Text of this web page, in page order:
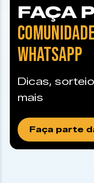
FAÇA
WHATSAPP
Dicas,
mais
Faça parte